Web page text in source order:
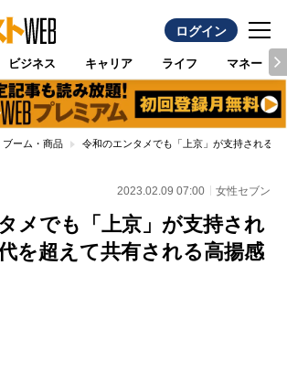
ログイン
ビジネス キャリア ライフ マネー
ブーム・商品 令和のエンタメでも「上京」が支持される
2023.02.09 07:00 女性セブン
メでも「上京」が支持され
を超えて共有される高揚感